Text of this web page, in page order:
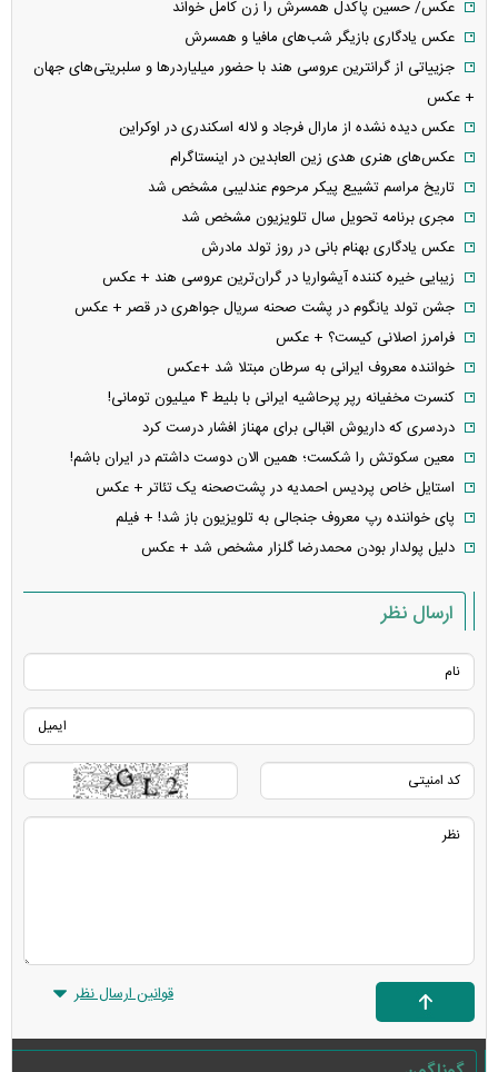
عکس/ حسین پاکدل همسرش را زن کامل خواند
عکس یادگاری بازیگر شب‌های مافیا و همسرش
جزییاتی از گرانترین عروسی هند با حضور میلیارد‌رها و سلبریتی‌های جهان
+ عکس
عکس دیده نشده از مارال فرجاد و لاله اسکندری در اوکراین
عکس‌های هنری هدی زین العابدین در اینستاگرام
تاریخ مراسم تشییع پیکر مرحوم عندلیبی مشخص شد
مجری برنامه تحویل سال تلویزیون مشخص شد
عکس یادگاری بهنام بانی در روز تولد مادرش
زیبایی خیره کننده آیشواریا در گران‌ترین عروسی هند + عکس
جشن تولد یانگوم در پشت صحنه سریال جواهری در قصر + عکس
فرامرز اصلانی کیست؟ + عکس
خواننده معروف ایرانی به سرطان مبتلا شد +عکس
کنسرت مخفیانه رپر پرحاشیه ایرانی با بلیط ۴ میلیون تومانی!
دردسری که داریوش اقبالی برای مهناز افشار درست کرد
معین سکوتش را شکست؛ همین الان دوست داشتم در ایران باشم!
استایل خاص پردیس احمدیه در پشت‌صحنه یک تئاتر + عکس
پای خواننده رپ معروف جنجالی به تلویزیون باز شد! + فیلم
دلیل پولدار بودن محمدرضا گلزار مشخص شد + عکس
ارسال نظر
قوانین ارسال نظر